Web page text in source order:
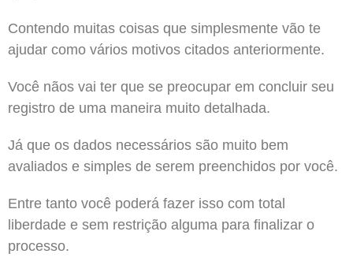
Contendo muitas coisas que simplesmente vão te
ajudar como vários motivos citados anteriormente.
Você nãos vai ter que se preocupar em concluir seu
registro de uma maneira muito detalhada.
Já que os dados necessários são muito bem
avaliados e simples de serem preenchidos por você.
Entre tanto você poderá fazer isso com total
liberdade e sem restrição alguma para finalizar o
processo.